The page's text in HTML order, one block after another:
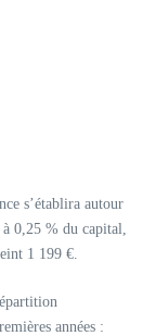
s’établira autour
0,25 % du capital,
1 199 €.
années :